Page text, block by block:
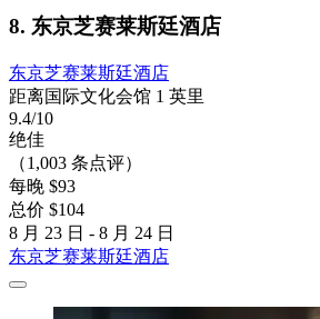
8. 东京芝赛莱斯廷酒店
东京芝赛莱斯廷酒店
距离国际文化会馆 1 英里
9.4/10
绝佳
（1,003 条点评）
每晚 $93
总价 $104
8 月 23 日 - 8 月 24 日
东京芝赛莱斯廷酒店